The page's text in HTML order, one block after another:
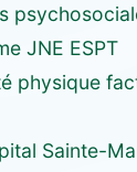
JNE ESPT
physique
Sainte-